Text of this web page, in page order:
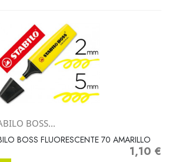
BOSS...
BOSS FLUORESCENTE 70 AMARILLO
Precio
1,10 €